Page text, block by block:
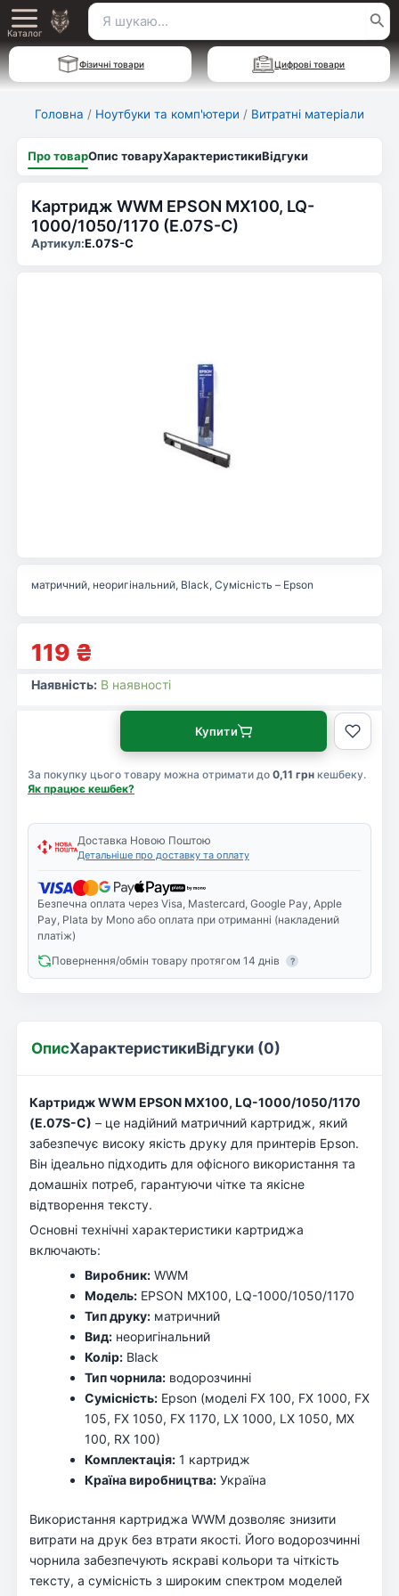
Перейти
до
вмісту
Main
Menu
Каталог
Пошук
для:
Фізичні товари Цифрові товари
Головна / Ноутбуки та комп'ютери / Витратні матеріали
Про товарОпис товаруХарактеристикиВідгуки
Картридж WWM EPSON MX100, LQ-
1000/1050/1170 (E.07S-C)
Артикул:E.07S-C
119 ₴
матричний, неоригінальний, Black, Сумісність – Epson
Наявність: В наявності
За покупку цього товару можна отримати до 0,11 грн кешбеку.
Як працює кешбек?
Купити
Доставка Новою Поштою
Детальніше про доставку та оплату
Безпечна оплата через Visa, Mastercard, Google Pay, Apple
Pay, Plata by Mono або оплата при отриманні (накладений
платіж)
Повернення/обмін товару протягом 14 днів
?
ОписХарактеристикиВідгуки (0)
Картридж WWM EPSON MX100, LQ-1000/1050/1170
(E.07S-C) – це надійний матричний картридж, який
забезпечує високу якість друку для принтерів Epson.
Він ідеально підходить для офісного використання та
домашніх потреб, гарантуючи чітке та якісне
відтворення тексту.
Основні технічні характеристики картриджа
включають:
Виробник: WWM
Модель: EPSON MX100, LQ-1000/1050/1170
Тип друку: матричний
Вид: неоригінальний
Колір: Black
Тип чорнила: водорозчинні
Сумісність: Epson (моделі FX 100, FX 1000, FX
105, FX 1050, FX 1170, LX 1000, LX 1050, MX
100, RX 100)
Комплектація: 1 картридж
Країна виробництва: Україна
Використання картриджа WWM дозволяє знизити
витрати на друк без втрати якості. Його водорозчинні
чорнила забезпечують яскраві кольори та чіткість
тексту, а сумісність з широким спектром моделей